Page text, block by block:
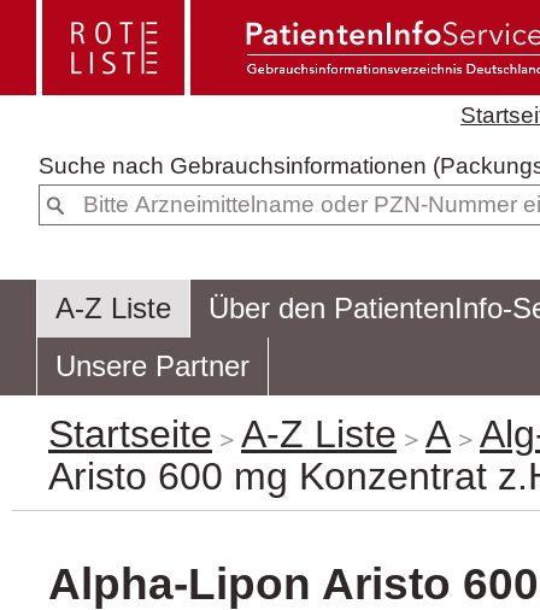
Suche nach
A-Z Liste
Über den PatientenInfo-
Unsere Partner
Startseite A-Z Liste A
Aristo 600 mg Konzentrat
Alpha-Lipon Aristo